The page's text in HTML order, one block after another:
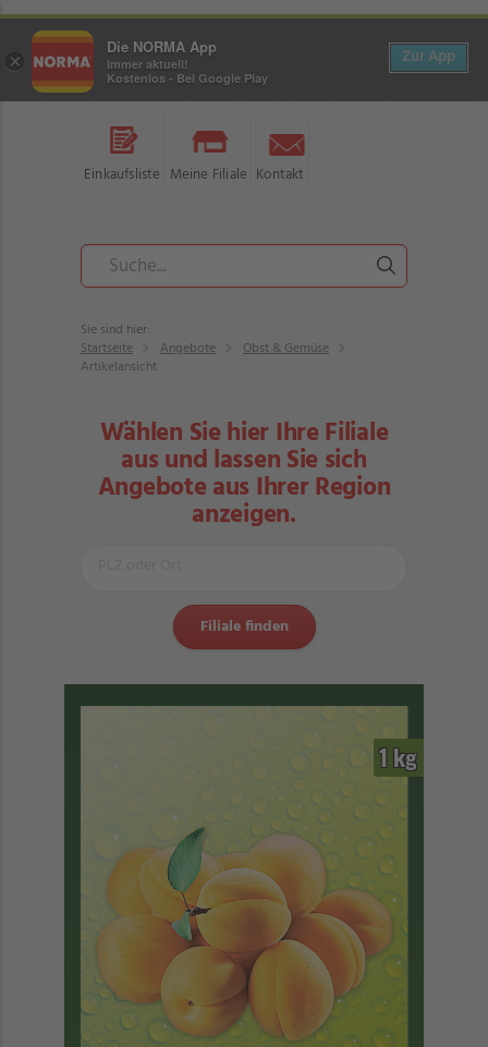
Einkaufsliste Meine Filiale Kontakt
Sie sind hier:
Startseite
Angebote
Obst & Gemüse
Artikelansicht
Wählen Sie hier Ihre Filiale
aus und lassen Sie sich
Angebote aus Ihrer Region
anzeigen.
1 kg
×
Die NORMA App
Immer aktuell!
Kostenlos - Bei Google Play
Zur App